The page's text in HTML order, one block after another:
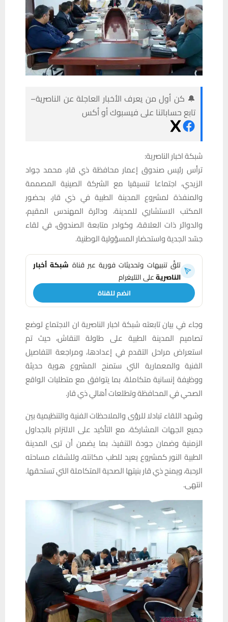
🔔 كن أول من يعرف الأخبار العاجلة عن الناصرية–
تابع حساباتنا على فيسبوك أو أكس
شبكة اخبار الناصرية:
ترأس رئيس صندوق إعمار محافظة ذي قار، محمد جواد
الزيدي، اجتماعا تنسيقيا مع الشركة الصينية المصممة
والمنفذة لمشروع المدينة الطبية في ذي قار، بحضور
المكتب الاستشاري للمدينة، ودائرة المهندس المقيم،
والدوائر ذات العلاقة، وكوادر متابعة الصندوق، في لقاء
جسّد الجدية واستحضار المسؤولية الوطنية.
تلقَّ تنبيهات وتحديثات فورية عبر قناة شبكة أخبار
الناصريةعلى التليغرام
انضم للقناة
وجاء في بيان تابعته شبكة اخبار الناصرية ان الاجتماع لوضع
تصاميم المدينة الطبية على طاولة النقاش، حيث تم
استعراض مراحل التقدم في إعدادها، ومراجعة التفاصيل
الفنية والمعمارية التي ستمنح المشروع هوية حديثة
ووظيفة إنسانية متكاملة، بما يتوافق مع متطلبات الواقع
الصحي في المحافظة وتطلعات أهالي ذي قار.
وشهد اللقاء تبادلا للرؤى والملاحظات الفنية والتنظيمية بين
جميع الجهات المشاركة، مع التأكيد على الالتزام بالجداول
الزمنية وضمان جودة التنفيذ، بما يضمن أن ترى المدينة
الطبية النور كمشروع يعيد للطب مكانته، وللشفاء مساحته
الرحبة، ويمنح ذي قار بنيتها الصحية المتكاملة التي تستحقها.
انتهى.